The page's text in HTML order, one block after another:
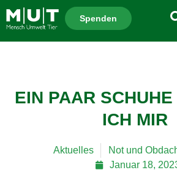
Spenden
EIN PAAR SCHUHE
ICH MIR
Aktuelles
Not und
Januar 18,